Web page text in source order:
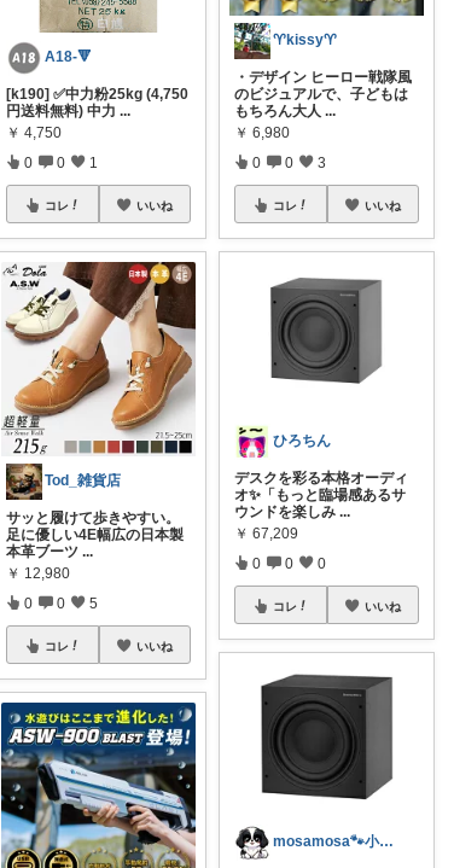
A18-🔻
[k190] ✅中力粉25kg (4,750
円送料無料) 中力 ...
￥ 4,750
0 0 1
コレ いいね
Tod_雑貨店
サッと履けて歩きやすい。
足に優しい4E幅広の日本製
本革ブーツ...
￥ 12,980
0 0 5
コレ いいね
♈️kissy♈️
・デザイン ヒーロー戦隊風
のビジュアルで、子どもは
もちろん大人 ...
￥ 6,980
0 0 3
コレ いいね
ひろちん
デスクを彩る本格オーディ
オ✨「もっと臨場感あるサ
ウンドを楽しみ ...
￥ 67,209
0 0 0
コレ いいね
mosamosa🐾小さめバッグの日々✨